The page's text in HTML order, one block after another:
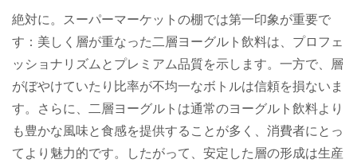
絶対に。スーパーマーケットの棚では第一印象が重要で
す：美しく層が重なった二層ヨーグルト飲料は、プロフェ
ッショナリズムとプレミアム品質を示します。一方で、層
がぼやけていたり比率が不均一なボトルは信頼を損ないま
す。さらに、二層ヨーグルトは通常のヨーグルト飲料より
も豊かな風味と食感を提供することが多く、消費者にとっ
てより魅力的です。したがって、安定した層の形成は生産